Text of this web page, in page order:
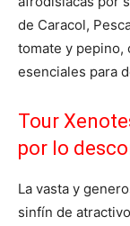
de Caracol,
tomate y pepino,
esenciales para
Tour
por lo
La vasta y
sinfín de